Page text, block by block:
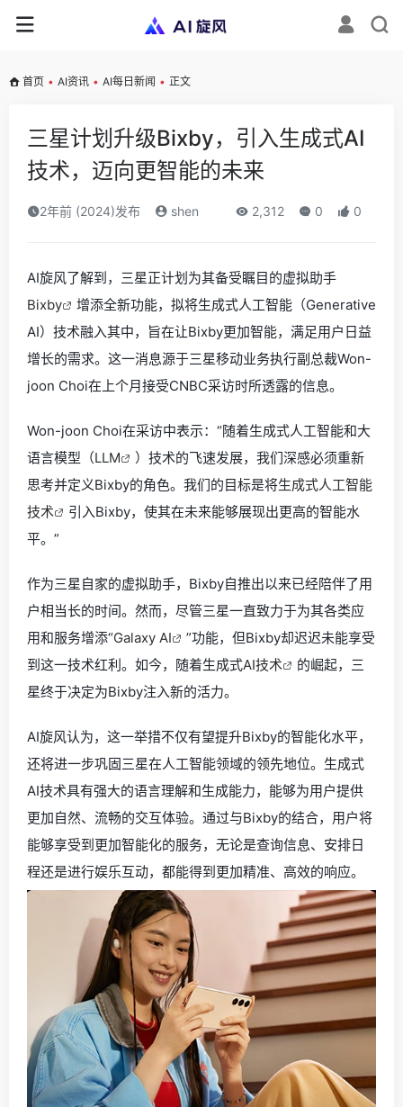
首页 • AI资讯 • AI每日新闻 • 正文
三星计划升级Bixby，引入生成式AI
技术，迈向更智能的未来
2年前 (2024)发布 shen 2,312 0 0
AI旋风了解到，三星正计划为其备受瞩目的虚拟助手
Bixby
增添全新功能，拟将生成式人工智能（Generative
AI）技术融入其中，旨在让Bixby更加智能，满足用户日益
增长的需求。这一消息源于三星移动业务执行副总裁Won-
joon Choi在上个月接受CNBC采访时所透露的信息。
Won-joon Choi在采访中表示：“随着生成式人工智能和大
语言模型（LLM
）技术的飞速发展，我们深感必须重新
思考并定义Bixby的角色。我们的目标是将生成式人工智能
技术
引入Bixby，使其在未来能够展现出更高的智能水
平。”
作为三星自家的虚拟助手，Bixby自推出以来已经陪伴了用
户相当长的时间。然而，尽管三星一直致力于为其各类应
用和服务增添“Galaxy AI
”功能，但Bixby却迟迟未能享受
到这一技术红利。如今，随着生成式AI技术
的崛起，三
星终于决定为Bixby注入新的活力。
AI旋风认为，这一举措不仅有望提升Bixby的智能化水平，
还将进一步巩固三星在人工智能领域的领先地位。生成式
AI技术具有强大的语言理解和生成能力，能够为用户提供
更加自然、流畅的交互体验。通过与Bixby的结合，用户将
能够享受到更加智能化的服务，无论是查询信息、安排日
程还是进行娱乐互动，都能得到更加精准、高效的响应。